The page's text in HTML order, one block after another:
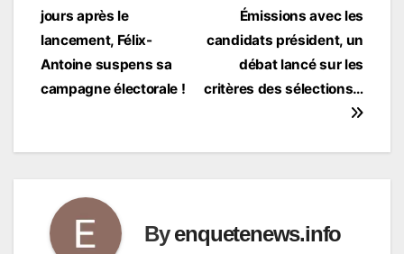
de
l’article
Émissions avec les
candidats président, un
débat lancé sur les
critères des sélections…
jours après le
lancement, Félix-
Antoine suspens sa
campagne électorale !
Byenquetenews.info